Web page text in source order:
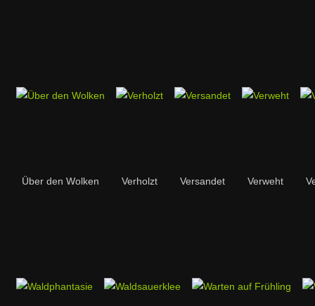
Über den Wolken Verholzt Versandet Verweht